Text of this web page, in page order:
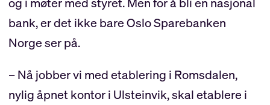
bank, er det ikke bare Oslo Sparebanken
Norge ser på.
– Nå jobber vi med etablering i Romsdalen,
nylig åpnet kontor i Ulsteinvik, skal etablere i